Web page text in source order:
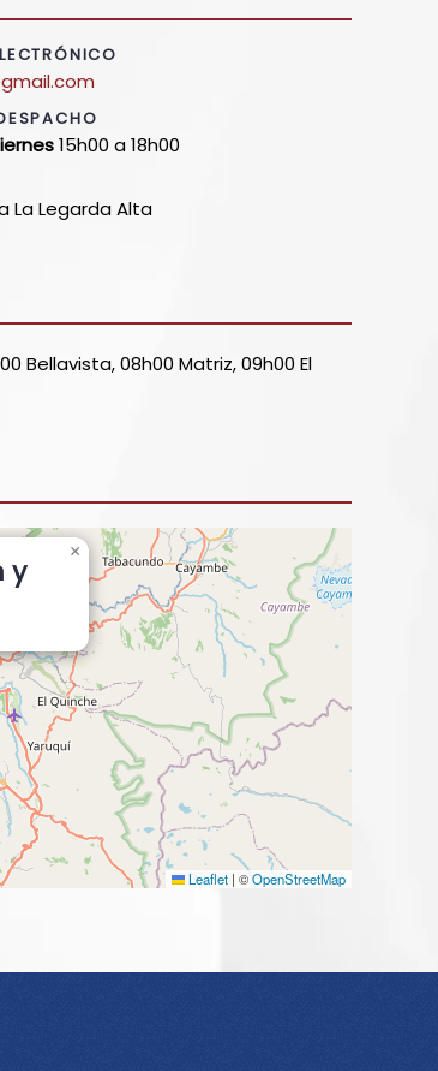
15h00 a 18h00
La Legarda Alta
Bellavista, 08h00 Matriz, 09h00 El
y
×
Leaflet | ©OpenStreetMap